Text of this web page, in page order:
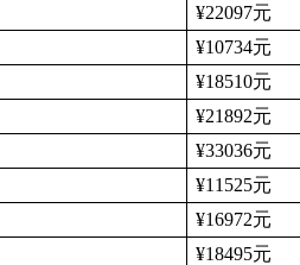
¥22097元
¥10734元
¥18510元
¥21892元
¥33036元
¥11525元
¥16972元
¥18495元